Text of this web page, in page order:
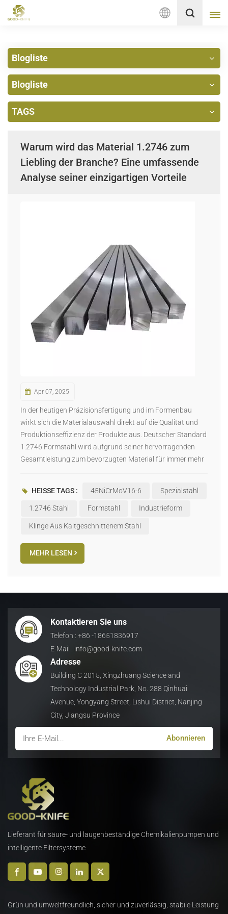
Deutsch
italiano
español
日本語
Indonesia
Blogliste
Blogliste
TAGS
Warum wird das Material 1.2746 zum
Liebling der Branche? Eine umfassende
Analyse seiner einzigartigen Vorteile
Apr 07, 2025
In der heutigen Präzisionsfertigung und im Formenbau
wirkt sich die Materialauswahl direkt auf die Qualität und
Produktionseffizienz der Produkte aus. Deutscher Standard
1.2746 Formstahl wird aufgrund seiner hervorragenden
Gesamtleistung zum bevorzugten Material für immer mehr
Anwendungsvorteile und warum Werkstoff 1.2746 sticht
unter vielen Materialien hervor. Grundlegende
vorgehärteter Kunststoffformenstahl mit folgenden
herausragenden Eigenschaften: Hervorragende
Verarbeitungseigenschaften: im Werk auf ca. 30-34HRC
Spiegelpoliereffekt und erfüllt hohe Anforderungen an die
Verformung während der Wärmebehandlung, wodurch die
Maßgenauigkeit von Präzisionsteilen gewährleistet wird
Ausgewogene Festigkeit und Zähigkeit: gute
Schlagfestigkeit bei ausreichender Härte Hervorragende
Korrosionsbeständigkeit: besonders geeignet für
Formmaterialien wie PVC
HEISSE TAGS : 45NiCrMoV16-6 Spezialstahl
1.2746 Stahl Formstahl Industrieform
Klinge Aus Kaltgeschnittenem Stahl
MEHR LESEN
Kontaktieren Sie uns
Telefon : +86 -18651836917
E-Mail : info@good-knife.com
Adresse
Building C 2015, Xingzhuang Science and
Technology Industrial Park, No. 288 Qinhuai
Avenue, Yongyang Street, Lishui District, Nanjing
City, Jiangsu Province
Lieferant für säure- und laugenbeständige Chemikalienpumpen und
intelligente Filtersysteme
Grün und umweltfreundlich, sicher und zuverlässig, stabile Leistung